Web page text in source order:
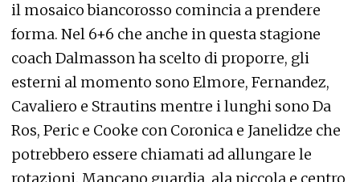
il mosaico biancorosso comincia a prendere
forma. Nel 6+6 che anche in questa stagione
coach Dalmasson ha scelto di proporre, gli
esterni al momento sono Elmore, Fernandez,
Cavaliero e Strautins mentre i lunghi sono Da
Ros, Peric e Cooke con Coronica e Janelidze che
potrebbero essere chiamati ad allungare le